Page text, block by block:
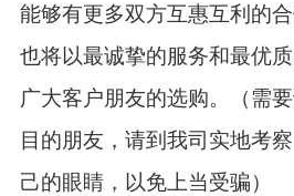
能够有更多双方互惠互利的
也将以最诚挚的服务和最优
广大客户朋友的选购。
（需
目的朋友，请到我司实地考
己的眼睛，以免上当受骗）